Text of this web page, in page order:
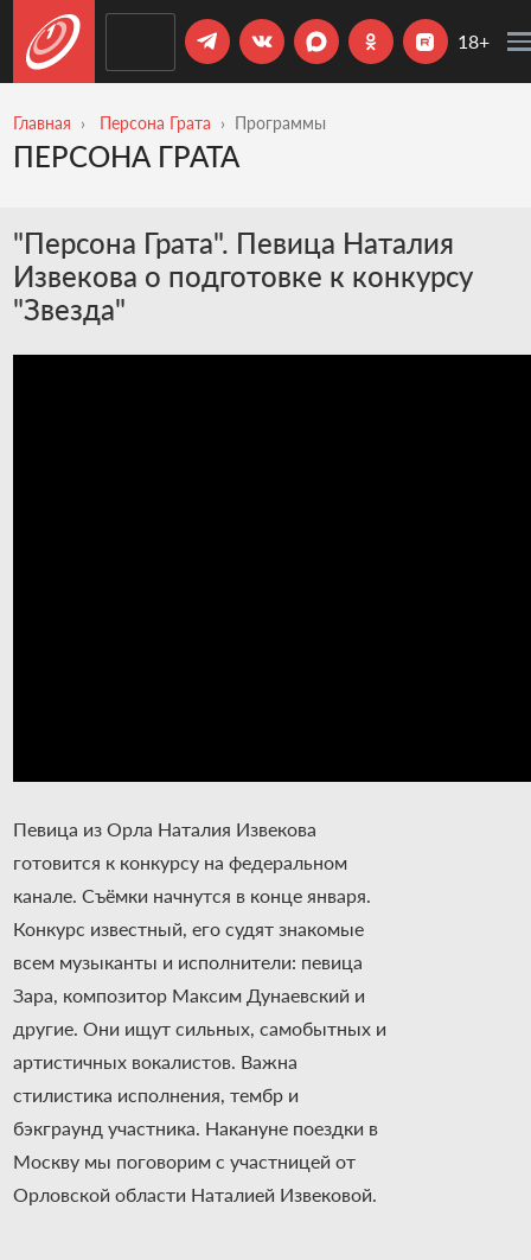
18+
Главная Персона Грата Программы
ПЕРСОНА ГРАТА
"Персона Грата". Певица Наталия
Извекова о подготовке к конкурсу
"Звезда"
Певица из Орла Наталия Извекова
готовится к конкурсу на федеральном
канале. Съёмки начнутся в конце января.
Конкурс известный, его судят знакомые
всем музыканты и исполнители: певица
Зара, композитор Максим Дунаевский и
другие. Они ищут сильных, самобытных и
артистичных вокалистов. Важна
стилистика исполнения, тембр и
бэкграунд участника. Накануне поездки в
Москву мы поговорим с участницей от
Орловской области Наталией Извековой.